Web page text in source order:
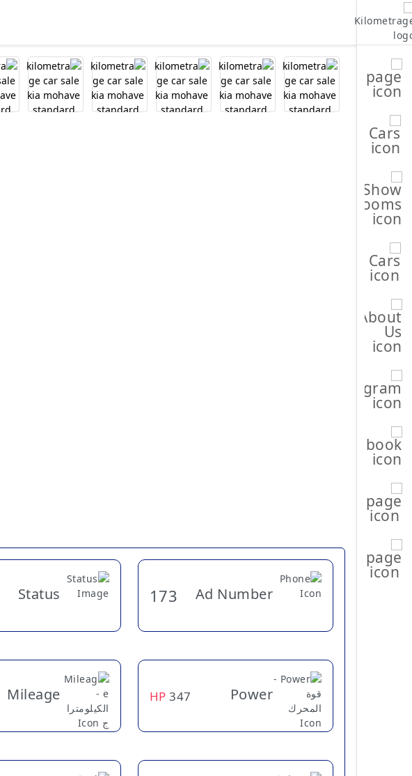
Ad Number
173
Status
Power
347
HP
Mileage